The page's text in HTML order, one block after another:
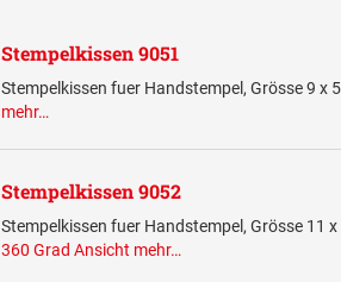
Stempelkissen 9051
Stempelkissen fuer Handstempel, Grösse 9 x
mehr…
Stempelkissen 9052
Stempelkissen fuer Handstempel, Grösse 11 x
360 Grad Ansicht mehr…